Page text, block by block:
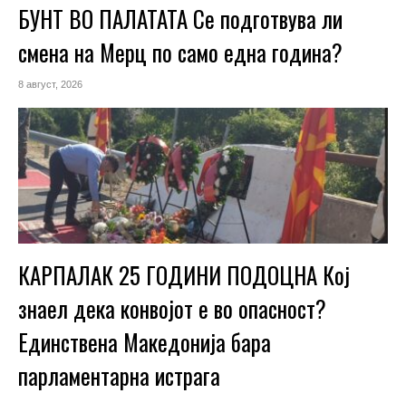
БУНТ ВО ПАЛАТАТА Се подготвува ли
смена на Мерц по само една година?
8 август, 2026
КАРПАЛАК 25 ГОДИНИ ПОДОЦНА Кој
знаел дека конвојот е во опасност?
Единствена Македoнија бара
парламентарна истрага